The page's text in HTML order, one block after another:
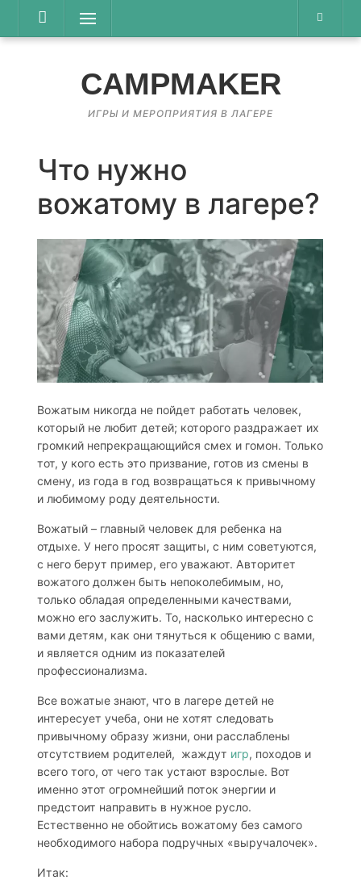
содержимому
Меню
CAMPMAKER
ИГРЫ И МЕРОПРИЯТИЯ В ЛАГЕРЕ
Что нужно
вожатому в лагере?
Вожатым никогда не пойдет работать человек,
который не любит детей; которого раздражает их
громкий непрекращающийся смех и гомон. Только
тот, у кого есть это призвание, готов из смены в
смену, из года в год возвращаться к привычному
и любимому роду деятельности.
Вожатый – главный человек для ребенка на
отдыхе. У него просят защиты, с ним советуются,
с него берут пример, его уважают. Авторитет
вожатого должен быть непоколебимым, но,
только обладая определенными качествами,
можно его заслужить. То, насколько интересно с
вами детям, как они тянуться к общению с вами,
и является одним из показателей
профессионализма.
Все вожатые знают, что в лагере детей не
интересует учеба, они не хотят следовать
привычному образу жизни, они расслаблены
отсутствием родителей, жаждут игр, походов и
всего того, от чего так устают взрослые. Вот
именно этот огромнейший поток энергии и
предстоит направить в нужное русло.
Естественно не обойтись вожатому без самого
необходимого набора подручных «выручалочек».
Итак: